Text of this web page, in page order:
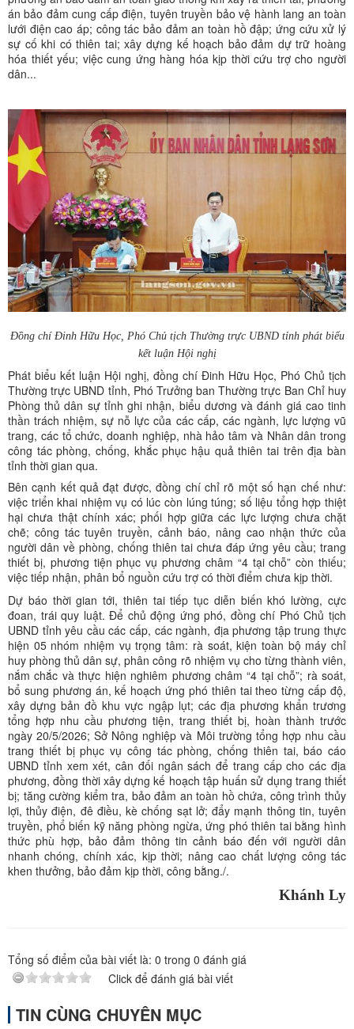
án bảo đảm cung cấp điện, tuyên truyền bảo vệ hành lang an toàn
lưới điện cao áp; công tác bảo đảm an toàn hồ đập; ứng cứu xử lý
sự cố khi có thiên tai; xây dựng kế hoạch bảo đảm dự trữ hoàng
hóa thiết yếu; việc cung ứng hàng hóa kịp thời cứu trợ cho người
dân...
Đồng chí Đinh Hữu Học, Phó Chủ tịch Thường trực UBND tỉnhphát biểu
kết luận Hội nghị
Phát biểu kết luận Hội nghị, đồng chí Đinh Hữu Học, Phó Chủ tịch
Thường trực UBND tỉnh, Phó Trưởng ban Thường trực Ban Chỉ huy
Phòng thủ dân sự tỉnh ghi nhận, biểu dương và đánh giá cao tinh
thần trách nhiệm, sự nỗ lực của các cấp, các ngành, lực lượng vũ
trang, các tổ chức, doanh nghiệp, nhà hảo tâm và Nhân dân trong
công tác phòng, chống, khắc phục hậu quả thiên tai trên địa bàn
tỉnh thời gian qua.
Bên cạnh kết quả đạt được, đồng chí chỉ rõ một số hạn chế như:
việc triển khai nhiệm vụ có lúc còn lúng túng; số liệu tổng hợp thiệt
hại chưa thật chính xác; phối hợp giữa các lực lượng chưa chặt
chẽ; công tác tuyên truyền, cảnh báo, nâng cao nhận thức của
người dân về phòng, chống thiên tai chưa đáp ứng yêu cầu; trang
thiết bị, phương tiện phục vụ phương châm “4 tại chỗ” còn thiếu;
việc tiếp nhận, phân bổ nguồn cứu trợ có thời điểm chưa kịp thời.
Dự báo thời gian tới, thiên tai tiếp tục diễn biến khó lường, cực
đoan, trái quy luật. Để chủ động ứng phó, đồng chí Phó Chủ tịch
UBND tỉnh yêu cầu các cấp, các ngành, địa phương tập trung thực
hiện 05 nhóm nhiệm vụ trọng tâm: rà soát, kiện toàn bộ máy chỉ
huy phòng thủ dân sự, phân công rõ nhiệm vụ cho từng thành viên,
nắm chắc và thực hiện nghiêm phương châm “4 tại chỗ”; rà soát,
bổ sung phương án, kế hoạch ứng phó thiên tai theo từng cấp độ,
xây dựng bản đồ khu vực ngập lụt; các địa phương khẩn trương
tổng hợp nhu cầu phương tiện, trang thiết bị, hoàn thành trước
ngày 20/5/2026; Sở Nông nghiệp và Môi trường tổng hợp nhu cầu
trang thiết bị phục vụ công tác phòng, chống thiên tai, báo cáo
UBND tỉnh xem xét, cân đối ngân sách để trang cấp cho các địa
phương, đồng thời xây dựng kế hoạch tập huấn sử dụng trang thiết
bị; tăng cường kiểm tra, bảo đảm an toàn hồ chứa, công trình thủy
lợi, thủy điện, đê điều, kè chống sạt lở; đẩy mạnh thông tin, tuyên
truyền, phổ biến kỹ năng phòng ngừa, ứng phó thiên tai bằng hình
thức phù hợp, bảo đảm thông tin cảnh báo đến với người dân
nhanh chóng, chính xác, kịp thời; nâng cao chất lượng công tác
khen thưởng, bảo đảm kịp thời, công bằng./.
Khánh Ly
Tổng số điểm của bài viết là: 0 trong 0 đánh giá
Click để đánh giá bài viết
TIN CÙNG CHUYÊN MỤC